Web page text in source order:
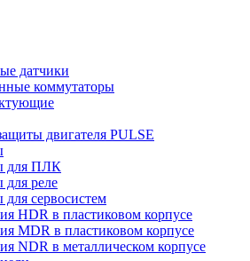
датчики
коммутаторы
двигателя PULSE
для ПЛК
для реле
для сервосистем
HDR в пластиковом корпусе
MDR в пластиковом корпусе
NDR в металлическом корпусе